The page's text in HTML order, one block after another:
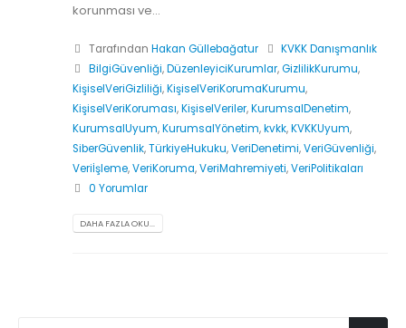
korunması ve...
Tarafından Hakan Güllebağatur
KVKK Danışmanlık
BilgiGüvenliği,DüzenleyiciKurumlar,GizlilikKurumu,
KişiselVeriGizliliği,KişiselVeriKorumaKurumu,
KişiselVeriKoruması,KişiselVeriler,KurumsalDenetim,
KurumsalUyum,KurumsalYönetim,kvkk,KVKKUyum,
SiberGüvenlik,TürkiyeHukuku,VeriDenetimi,VeriGüvenliği,
Veriİşleme,VeriKoruma,VeriMahremiyeti,VeriPolitikaları
0 Yorumlar
DAHA FAZLA OKU...